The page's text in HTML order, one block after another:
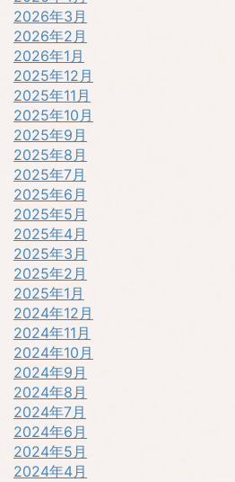
2026年3月
2026年2月
2026年1月
2025年12月
2025年11月
2025年10月
2025年9月
2025年8月
2025年7月
2025年6月
2025年5月
2025年4月
2025年3月
2025年2月
2025年1月
2024年12月
2024年11月
2024年10月
2024年9月
2024年8月
2024年7月
2024年6月
2024年5月
2024年4月